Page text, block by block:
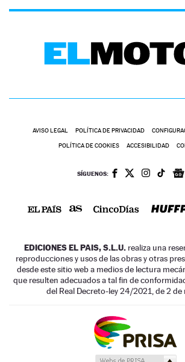
AVISO LEGAL POLÍTICA DE PRIVACIDAD
POLÍTICA DE COOKIES ACCESIBILIDAD
SÍGUENOS:
EDICIONES EL PAIS, S.L.U. realiza una
reproducciones y usos de las obras y otras
desde este sitio web a medios de lectura
que resulten adecuados a tal fin de
del Real Decreto-ley 24/2021, de 2 de